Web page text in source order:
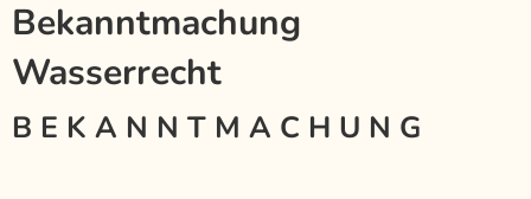
Bekanntmachung
Wasserrecht
B E K A N N T M A C H U N G